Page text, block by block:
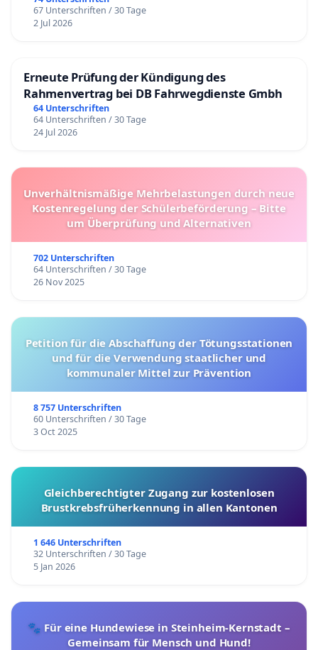
67 Unterschriften / 30 Tage
2 Jul 2026
Erneute Prüfung der Kündigung des
Rahmenvertrag bei DB Fahrwegdienste Gmbh
64 Unterschriften
64 Unterschriften / 30 Tage
24 Jul 2026
Unverhältnismäßige Mehrbelastungen durch neue
Kostenregelung der Schülerbeförderung – Bitte
um Überprüfung und Alternativen
702 Unterschriften
64 Unterschriften / 30 Tage
26 Nov 2025
Petition für die Abschaffung der Tötungsstationen
und für die Verwendung staatlicher und
kommunaler Mittel zur Prävention
8 757 Unterschriften
60 Unterschriften / 30 Tage
3 Oct 2025
Gleichberechtigter Zugang zur kostenlosen
Brustkrebsfrüherkennung in allen Kantonen
1 646 Unterschriften
32 Unterschriften / 30 Tage
5 Jan 2026
🐾 Für eine Hundewiese in Steinheim-Kernstadt –
Gemeinsam für Mensch und Hund!